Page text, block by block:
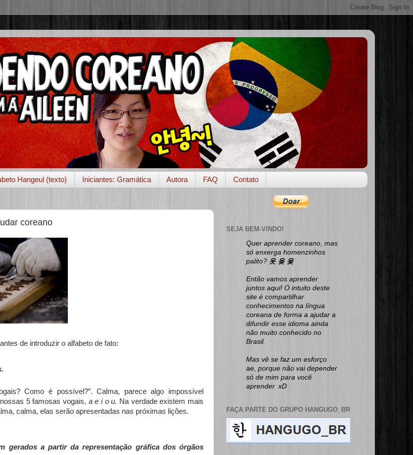
Hangeul (texto) Iniciantes: Gramática Autora FAQ Contato
coreano
de introduzir o alfabeto de fato:
Como é possível?”. Calma, parece algo impossível
5 famosas vogais, a e i o u. Na verdade existem mais
calma, elas serão apresentadas nas próximas lições.
gerados a partir da representação gráfica dos órgãos
SEJA BEM-VINDO!
Quer aprender coreano, mas
só enxerga homenzinhos
palito? 옷 옺 웆
Então vamos aprender
juntos aqui! O intuito deste
site é compartilhar
conhecimentos na língua
coreana de forma a ajudar a
difundir esse idioma ainda
não muito conhecido no
Brasil.
Mas vê se faz um esforço
ae, porque não vai depender
só de mim para você
aprender. xD
FAÇA PARTE DO GRUPO HANGUGO_BR